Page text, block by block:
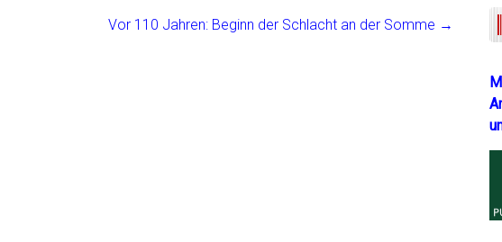
Vor 110 Jahren: Beginn der Schlacht an der Somme →